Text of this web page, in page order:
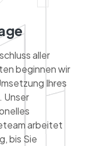
aller
beginnen wir
Ihres
Unser
arbeitet
bis Sie